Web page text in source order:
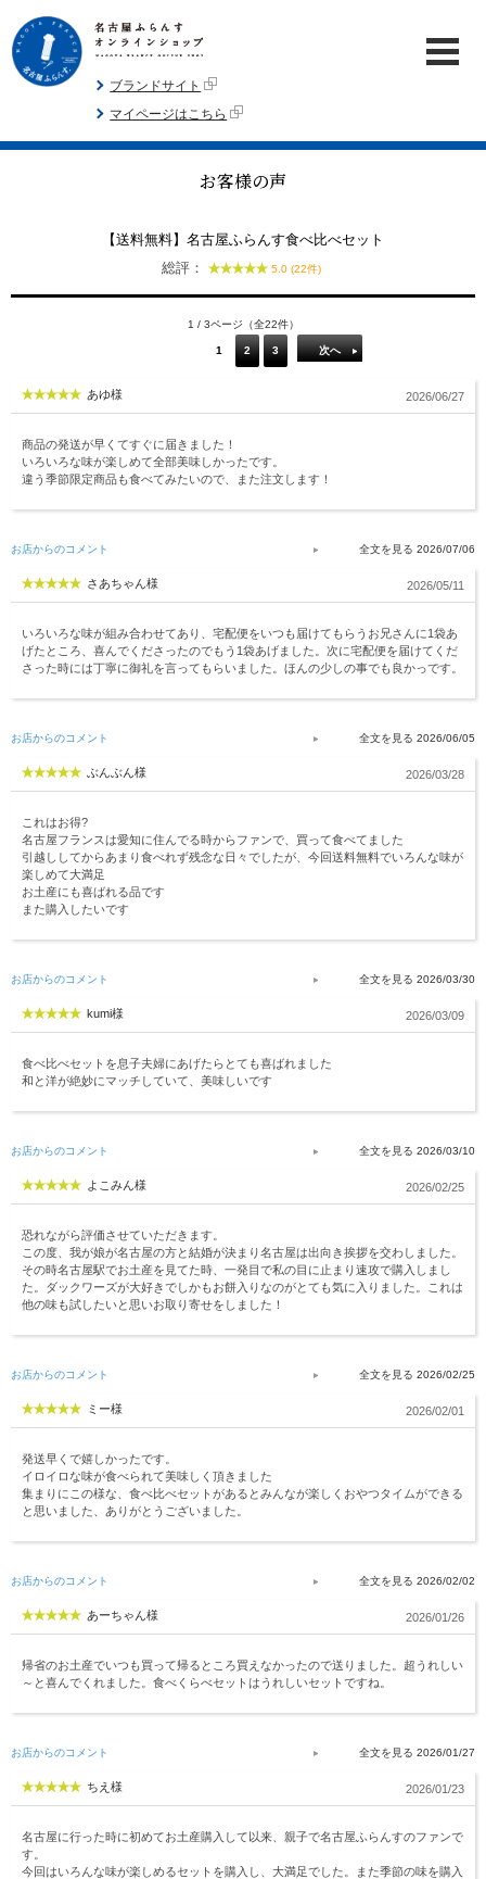
ブランドサイト
マイページはこちら
お客様の声
【送料無料】名古屋ふらんす食べ比べセット
総評：
5.0 (22件)
1 / 3ページ（全22件）
1 2 3 次へ
あゆ様 2026/06/27
商品の発送が早くてすぐに届きました！
いろいろな味が楽しめて全部美味しかったです。
違う季節限定商品も食べてみたいので、また注文します！
お店からのコメント 2026/07/06
さあちゃん様 2026/05/11
いろいろな味が組み合わせてあり、宅配便をいつも届けてもらうお兄さんに1袋あ
げたところ、喜んでくださったのでもう1袋あげました。次に宅配便を届けてくだ
さった時には丁寧に御礼を言ってもらいました。ほんの少しの事でも良かっです。
お店からのコメント 2026/06/05
ぶんぶん様 2026/03/28
これはお得?
名古屋フランスは愛知に住んでる時からファンで、買って食べてました
引越ししてからあまり食べれず残念な日々でしたが、今回送料無料でいろんな味が
楽しめて大満足
お土産にも喜ばれる品です
また購入したいです
お店からのコメント 2026/03/30
kumi様 2026/03/09
食べ比べセットを息子夫婦にあげたらとても喜ばれました
和と洋が絶妙にマッチしていて、美味しいです
お店からのコメント 2026/03/10
よこみん様 2026/02/25
恐れながら評価させていただきます。
この度、我が娘が名古屋の方と結婚が決まり名古屋は出向き挨拶を交わしました。
その時名古屋駅でお土産を見てた時、一発目で私の目に止まり速攻で購入しまし
た。ダックワーズが大好きでしかもお餅入りなのがとても気に入りました。これは
他の味も試したいと思いお取り寄せをしました！
お店からのコメント 2026/02/25
ミー様 2026/02/01
発送早くで嬉しかったです。
イロイロな味が食べられて美味しく頂きました
集まりにこの様な、食べ比べセットがあるとみんなが楽しくおやつタイムができる
と思いました、ありがとうございました。
お店からのコメント 2026/02/02
あーちゃん様 2026/01/26
帰省のお土産でいつも買って帰るところ買えなかったので送りました。超うれしい
～と喜んでくれました。食べくらべセットはうれしいセットですね。
お店からのコメント 2026/01/27
ちえ様 2026/01/23
名古屋に行った時に初めてお土産購入して以来、親子で名古屋ふらんすのファンで
す。
今回はいろんな味が楽しめるセットを購入し、大満足でした。また季節の味を購入